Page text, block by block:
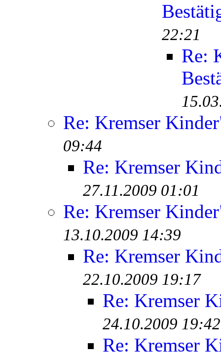
22:21
Re:
Re: Kremser
09:44
Re: Kremser
27.11.2009 01:01
Re: Kremser
13.10.2009 14:39
Re: Kremser
22.10.2009 19:17
Re: Kremser
24.10.2009 19:42
Re: Kremser